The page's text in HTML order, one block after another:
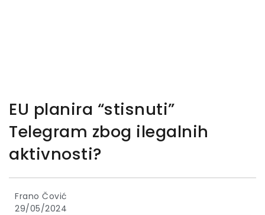
EU planira “stisnuti”
Telegram zbog ilegalnih
aktivnosti?
Frano Čović
29/05/2024